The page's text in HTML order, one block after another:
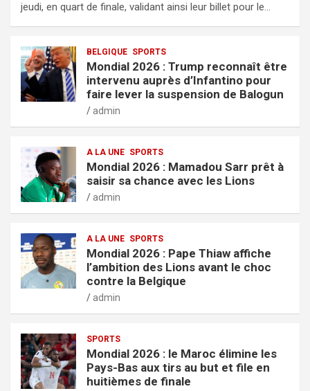
jeudi, en quart de finale, validant ainsi leur billet pour le…
BELGIQUE SPORTS
Mondial 2026 : Trump reconnaît être
intervenu auprès d’Infantino pour
faire lever la suspension de Balogun
admin
A LA UNE SPORTS
Mondial 2026 : Mamadou Sarr prêt à
saisir sa chance avec les Lions
admin
A LA UNE SPORTS
Mondial 2026 : Pape Thiaw affiche
l’ambition des Lions avant le choc
contre la Belgique
admin
SPORTS
Mondial 2026 : le Maroc élimine les
Pays-Bas aux tirs au but et file en
huitièmes de finale